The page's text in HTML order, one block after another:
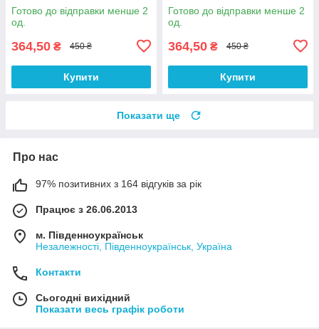
Готово до відправки менше 2
од.
364,50 ₴ 450 ₴
Купити
Готово до відправки менше 2
од.
364,50 ₴ 450 ₴
Купити
Показати ще
Про нас
97% позитивних з 164 відгуків за рік
Працює з 26.06.2013
м. Південноукраїнськ
Незалежності, Південноукраїнськ, Україна
Контакти
Сьогодні вихідний
Показати весь графік роботи